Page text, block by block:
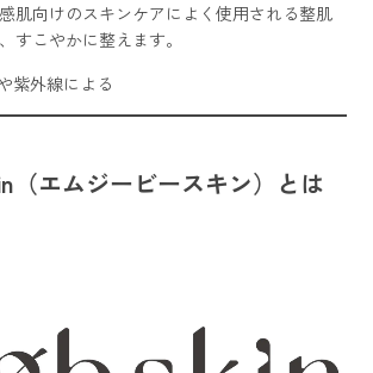
感肌向けのスキンケアによく使用される整肌
すこやかに整えます。
紫外線による
エムジービースキン）とは